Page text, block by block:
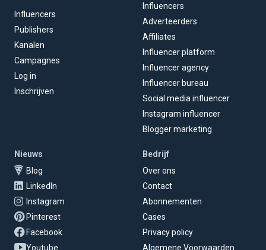
Influencers
Publishers
Kanalen
Campagnes
Log in
Inschrijven
Influencers
Adverteerders
Affiliates
Influencer platform
Influencer agency
Influencer bureau
Social media influencer
Instagram influencer
Blogger marketing
Nieuws
Blog
LinkedIn
Instagram
Pinterest
Facebook
Youtube
Bedrijf
Over ons
Contact
Abonnementen
Cases
Privacy policy
Algemene Voorwaarden